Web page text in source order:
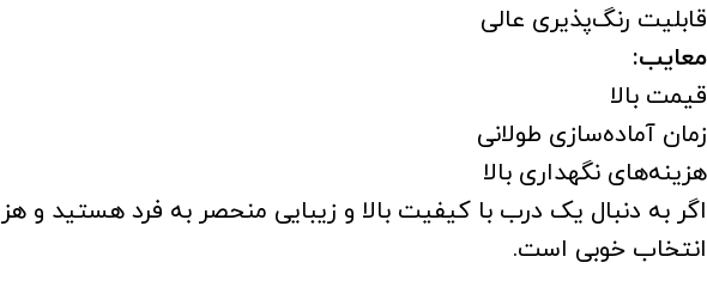
قابلیت رنگ‌پذیری عالی
معایب:
قیمت بالا
زمان آماده‌سازی طولانی
هزینه‌های نگهداری بالا
اگر به دنبال یک درب با کیفیت بالا و زیبایی منحصر به فرد هستید و
انتخاب خوبی است.